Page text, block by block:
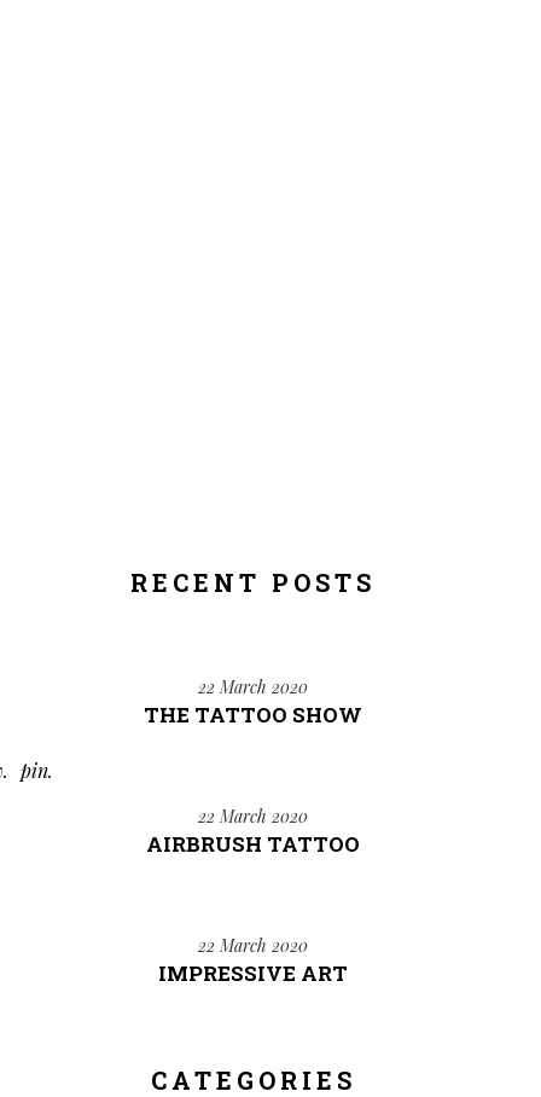
pin
RECENT POSTS
22 March 2020
THE TATTOO SHOW
22 March 2020
AIRBRUSH TATTOO
22 March 2020
IMPRESSIVE ART
CATEGORIES